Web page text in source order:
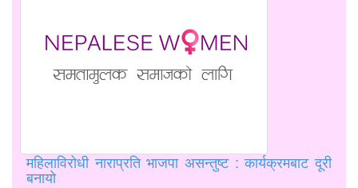
महिलाविरोधी नाराप्रति भाजपा असन्तुष्ट : कार्यक्रमबाट दूरी
बनायो